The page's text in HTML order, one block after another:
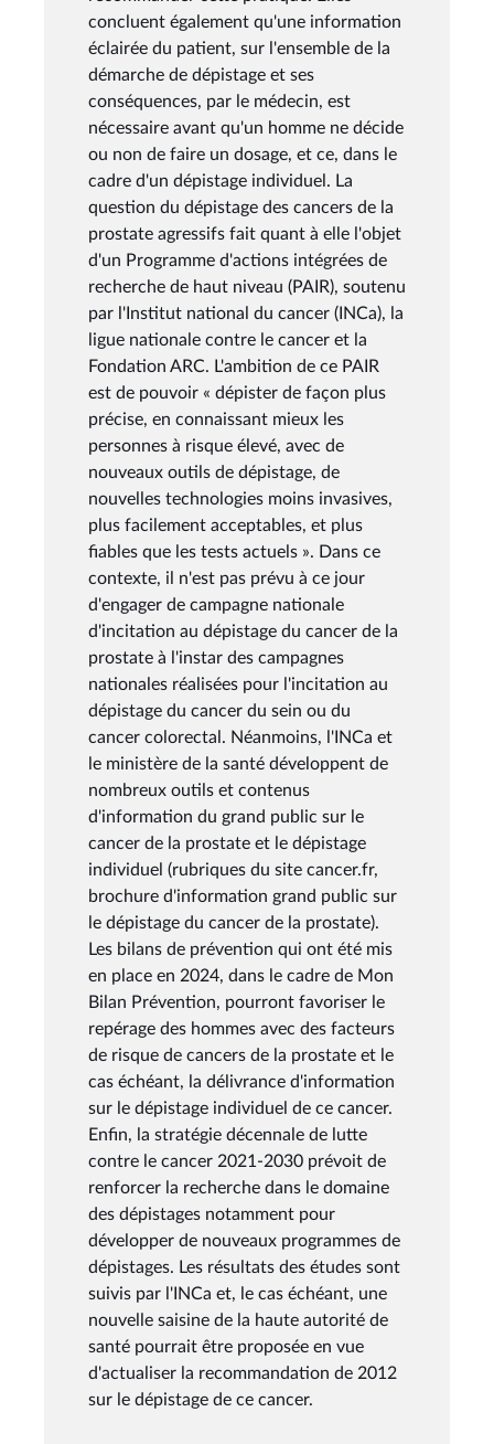
concluent également qu'une information
éclairée du patient, sur l'ensemble de la
démarche de dépistage et ses
conséquences, par le médecin, est
nécessaire avant qu'un homme ne décide
ou non de faire un dosage, et ce, dans le
cadre d'un dépistage individuel. La
question du dépistage des cancers de la
prostate agressifs fait quant à elle l'objet
d'un Programme d'actions intégrées de
recherche de haut niveau (PAIR), soutenu
par l'Institut national du cancer (INCa), la
ligue nationale contre le cancer et la
Fondation ARC. L'ambition de ce PAIR
est de pouvoir « dépister de façon plus
précise, en connaissant mieux les
personnes à risque élevé, avec de
nouveaux outils de dépistage, de
nouvelles technologies moins invasives,
plus facilement acceptables, et plus
fiables que les tests actuels ». Dans ce
contexte, il n'est pas prévu à ce jour
d'engager de campagne nationale
d'incitation au dépistage du cancer de la
prostate à l'instar des campagnes
nationales réalisées pour l'incitation au
dépistage du cancer du sein ou du
cancer colorectal. Néanmoins, l'INCa et
le ministère de la santé développent de
nombreux outils et contenus
d'information du grand public sur le
cancer de la prostate et le dépistage
individuel (rubriques du site cancer.fr,
brochure d'information grand public sur
le dépistage du cancer de la prostate).
Les bilans de prévention qui ont été mis
en place en 2024, dans le cadre de Mon
Bilan Prévention, pourront favoriser le
repérage des hommes avec des facteurs
de risque de cancers de la prostate et le
cas échéant, la délivrance d'information
sur le dépistage individuel de ce cancer.
Enfin, la stratégie décennale de lutte
contre le cancer 2021-2030 prévoit de
renforcer la recherche dans le domaine
des dépistages notamment pour
développer de nouveaux programmes de
dépistages. Les résultats des études sont
suivis par l'INCa et, le cas échéant, une
nouvelle saisine de la haute autorité de
santé pourrait être proposée en vue
d'actualiser la recommandation de 2012
sur le dépistage de ce cancer.